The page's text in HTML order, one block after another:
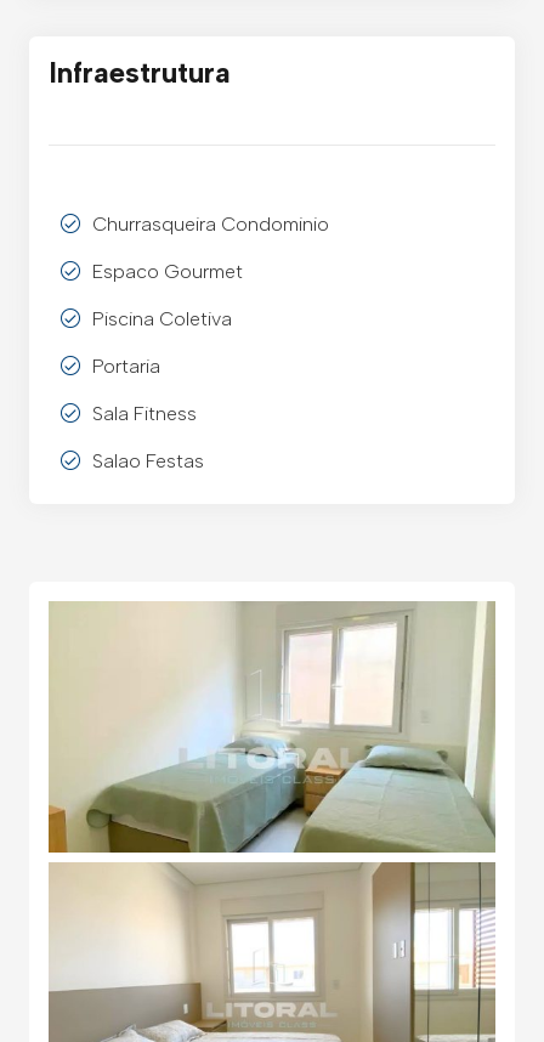
Infraestrutura
Churrasqueira Condominio
Espaco Gourmet
Piscina Coletiva
Portaria
Sala Fitness
Salao Festas